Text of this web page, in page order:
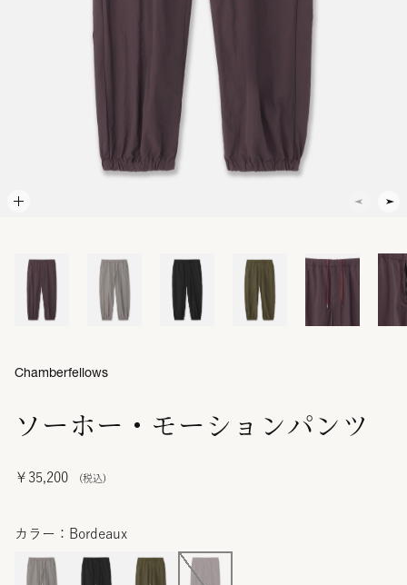
ソーホー・モーションパンツ
￥35,200
Chamberfellows
カラー：Bordeaux